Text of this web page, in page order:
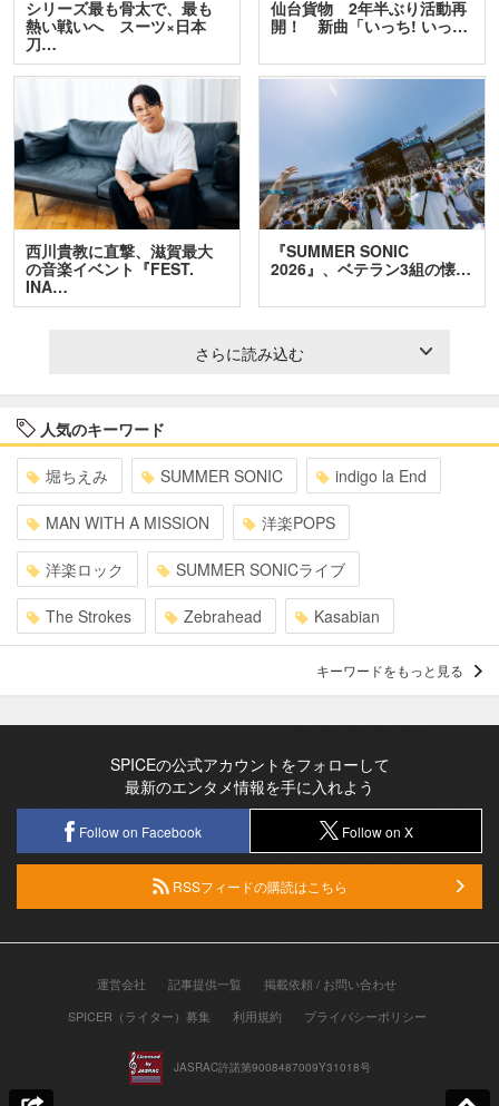
シリーズ最も骨太で、最も
熱い戦いへ スーツ×日本
刀…
仙台貨物 2年半ぶり活動再
開！ 新曲「いっち! いっ…
西川貴教に直撃、滋賀最大
の音楽イベント『FEST.
INA…
『SUMMER SONIC
2026』、ベテラン3組の懐…
さらに読み込む
人気のキーワード
堀ちえみ SUMMER SONIC indigo la End
MAN WITH A MISSION 洋楽POPS
洋楽ロック SUMMER SONICライブ
The Strokes Zebrahead Kasabian
キーワードをもっと見る
SPICEの公式アカウントをフォローして
最新のエンタメ情報を手に入れよう
Follow on Facebook Follow on X
RSSフィードの購読はこちら
運営会社 記事提供一覧
掲載依頼 / お問い合わせ
SPICER（ライター）募集
利用規約 プライバシーポリシー
JASRAC許諾第9008487009Y31018号